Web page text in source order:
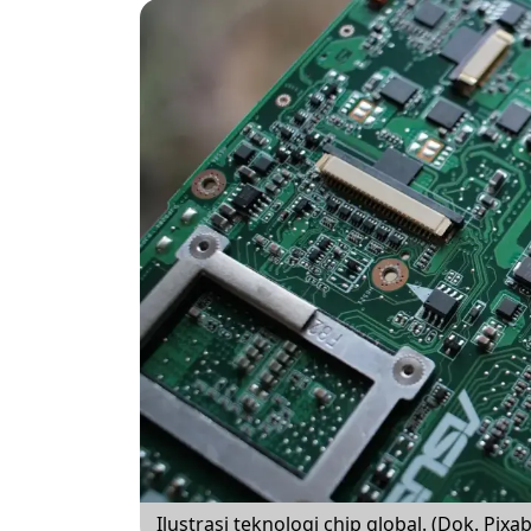
Ilustrasi teknologi chip global. (Dok.